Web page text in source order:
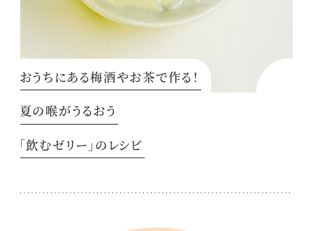
おうちにある梅酒やお茶で作る！
夏の喉がうるおう
「飲むゼリー」のレシピ